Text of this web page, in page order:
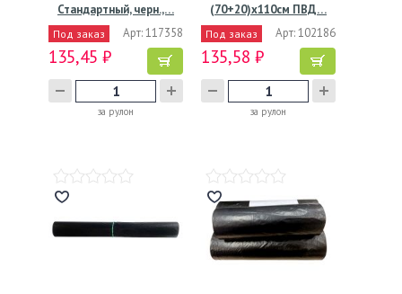
Стандартный, черн.,…
Под заказ Арт: 117358
135,45 ₽
за рулон
(70+20)х110см ПВД…
Под заказ Арт: 102186
135,58 ₽
за рулон